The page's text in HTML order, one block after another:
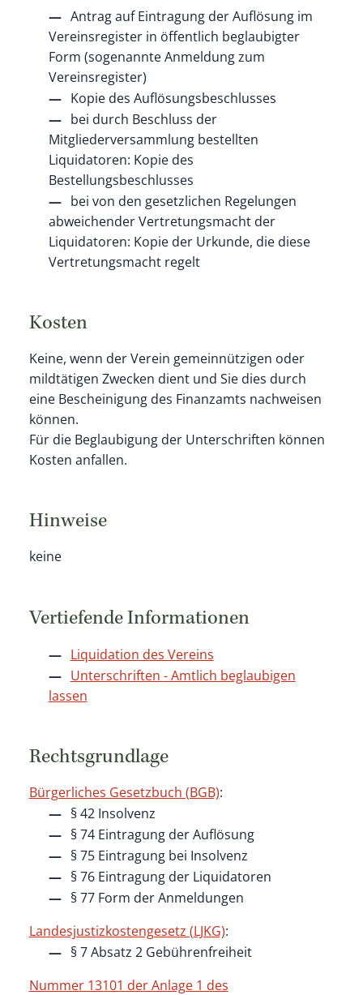
Antrag auf Eintragung der Auflösung im
Vereinsregister in öffentlich beglaubigter
Form (sogenannte Anmeldung zum
Vereinsregister)
Kopie des Auflösungsbeschlusses
bei durch Beschluss der
Mitgliederversammlung bestellten
Liquidatoren: Kopie des
Bestellungsbeschlusses
bei von den gesetzlichen Regelungen
abweichender Vertretungsmacht der
Liquidatoren: Kopie der Urkunde, die diese
Vertretungsmacht regelt
Kosten
Keine, wenn der Verein gemeinnützigen oder
mildtätigen Zwecken dient und Sie dies durch
eine Bescheinigung des Finanzamts nachweisen
können.
Für die Beglaubigung der Unterschriften können
Kosten anfallen.
Hinweise
keine
Vertiefende Informationen
Liquidation des Vereins
Unterschriften - Amtlich beglaubigen
lassen
Rechtsgrundlage
Bürgerliches Gesetzbuch (BGB):
§ 42 Insolvenz
§ 74 Eintragung der Auflösung
§ 75 Eintragung bei Insolvenz
§ 76 Eintragung der Liquidatoren
§ 77 Form der Anmeldungen
Landesjustizkostengesetz (LJKG):
§ 7 Absatz 2 Gebührenfreiheit
Nummer 13101 der Anlage 1 des